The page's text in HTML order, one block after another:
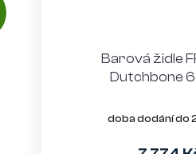
Barová židle
Dutchbone
doba dodání do